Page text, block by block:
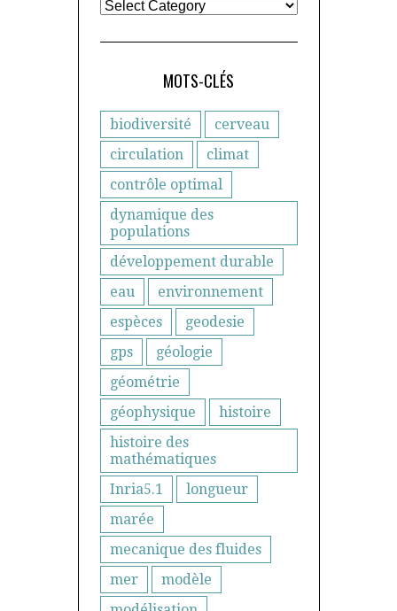
MOTS-CLÉS
biodiversité
cerveau
circulation
climat
contrôle optimal
dynamique des
populations
développement durable
eau
environnement
espèces
geodesie
gps
géologie
géométrie
géophysique
histoire
histoire des
mathématiques
Inria5.1
longueur
marée
mecanique des fluides
mer
modèle